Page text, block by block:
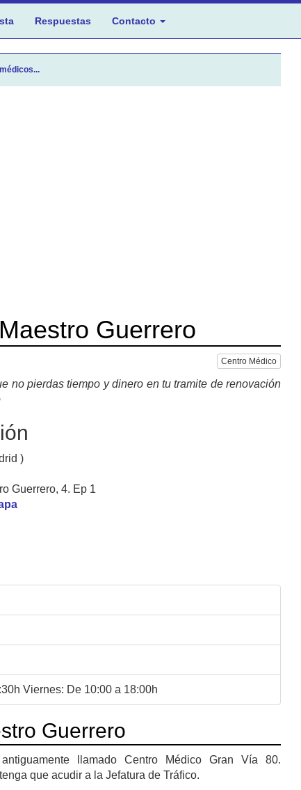
Respuestas Contacto
Guerrero
Centro Médico
no pierdas tiempo y dinero en tu tramite de renovación
)
Guerrero, 4. Ep 1
Viernes: De 10:00 a 18:00h
Guerrero
llamado Centro Médico Gran Vía 80.
que acudir a la Jefatura de Tráfico.